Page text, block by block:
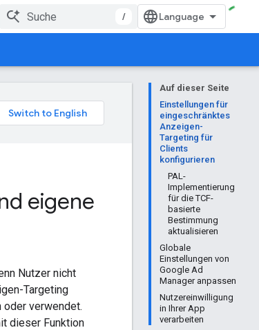
/
Auf dieser Seite
Einstellungen für
eingeschränktes
Anzeigen-
Targeting für
Clients
konfigurieren
PAL-
Implementierung
für die TCF-
basierte
Bestimmung
aktualisieren
Globale
Einstellungen von
Google Ad
Manager anpassen
Nutzereinwilligung
in Ihrer App
verarbeiten
eigene
Nutzer nicht
Targeting
verwendet.
dieser Funktion